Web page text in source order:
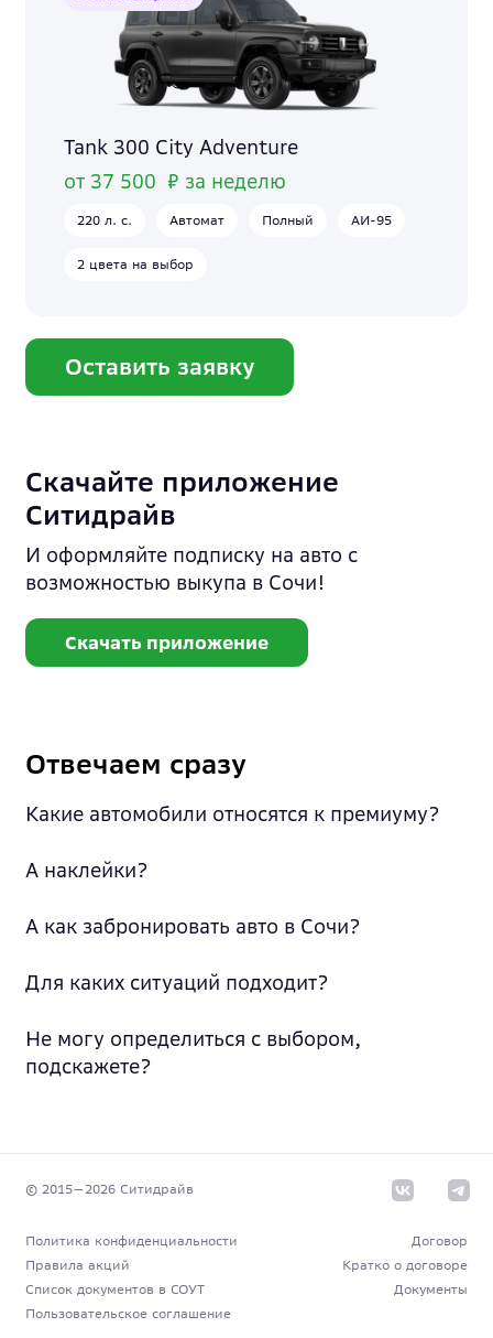
Tank 300 City Adventure
от 37 500 ₽ за неделю
220 л. с. Автомат Полный АИ-95
2 цвета на выбор
Оставить заявку
Скачайте приложение
Ситидрайв
И оформляйте подписку на авто с
возможностью выкупа в Сочи!
Скачать приложение
Отвечаем сразу
Какие автомобили относятся к премиуму?
А наклейки?
А как забронировать авто в Сочи?
Для каких ситуаций подходит?
Не могу определиться с выбором,
подскажете?
© 2015—2026 Cитидрайв
Политика конфиденциальности
Правила акций
Список документов в СОУТ
Пользовательское соглашение
Договор
Кратко о договоре
Документы